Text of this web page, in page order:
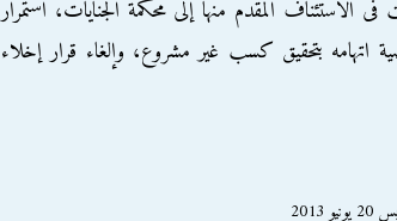
الاستئناف المقدم منها إلى محكمة الجنايات، استمرار
اتهامه بتحقيق كسب غير مشروع، وإلغاء قرار إخلاء